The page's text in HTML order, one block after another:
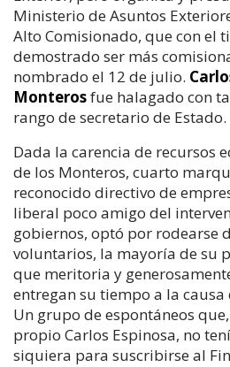
Ministerio de Asuntos
Alto Comisionado, que con el
demostrado ser más
nombrado el 12 de julio.
Monterosfue halagado con
rango de secretario de Estado.
Dada la carencia de recursos
de los Monteros, cuarto
reconocido directivo de
liberal poco amigo del
gobiernos, optó por rodearse
voluntarios, la mayoría de su
que meritoria y
entregan su tiempo a la causa
Un grupo de espontáneos
propio Carlos Espinosa, no
siquiera para suscribirse al